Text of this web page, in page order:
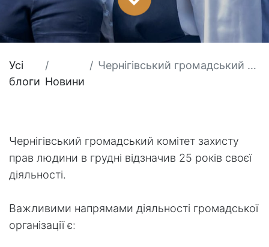
Усі
блоги Новини
Чернігівський громадський комітет захисту прав людини в грудні відзначив 25 років своєї діяльності.
Чернігівський громадський комітет захисту
прав людини в грудні відзначив 25 років своєї
діяльності.
Важливими напрямами діяльності громадської
організації є: